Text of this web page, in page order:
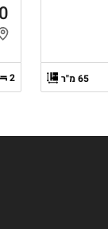
65 מ"ר 2